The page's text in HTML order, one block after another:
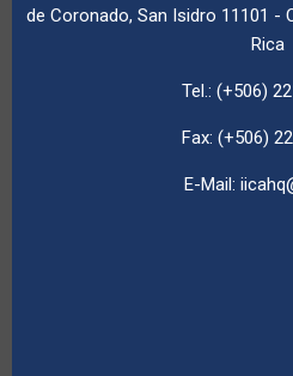
de Coronado, San Isidro 11101 -
Rica
Tel.: (+506)
Fax: (+506)
E-Mail: